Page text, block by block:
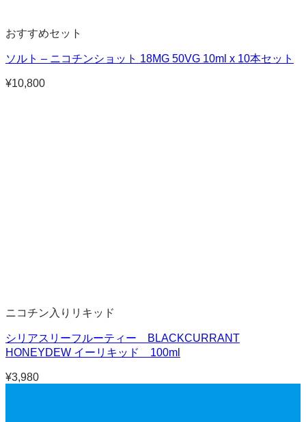
おすすめセット
ソルト – ニコチンショット 18MG 50VG 10ml x 10本セット
¥10,800
ニコチン入りリキッド
シリアスリーフルーティー BLACKCURRANT
HONEYDEW イーリキッド 100ml
¥3,980